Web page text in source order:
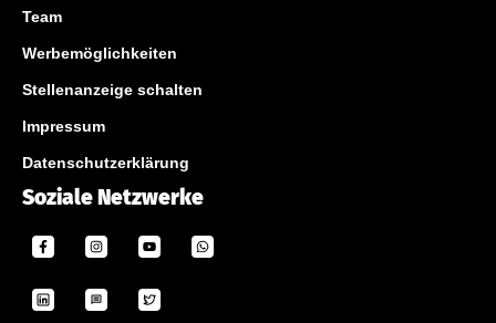
Team
Werbemöglichkeiten
Stellenanzeige schalten
Impressum
Datenschutzerklärung
Soziale Netzwerke